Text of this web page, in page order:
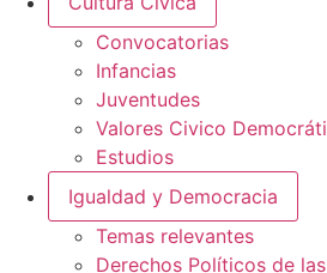
Convocatorias
Infancias
Juventudes
Valores Civico
Estudios
Igualdad y Democracia
Temas relevantes
Derechos Políticos de